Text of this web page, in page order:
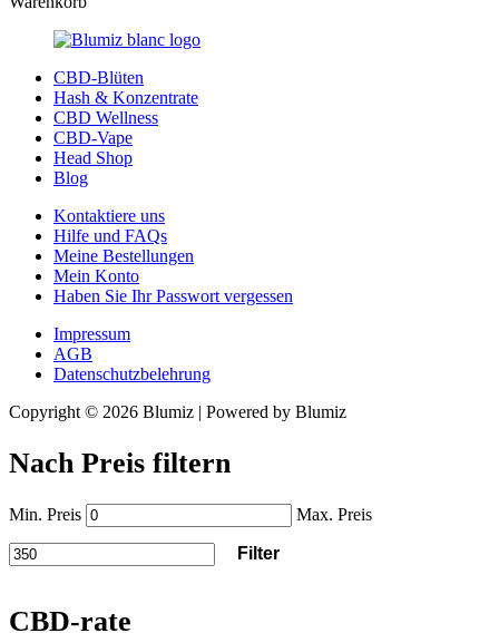
CBD-Blüten
Hash & Konzentrate
CBD Wellness
CBD-Vape
Head Shop
Blog
Kontaktiere uns
Hilfe und FAQs
Meine Bestellungen
Mein Konto
Haben Sie Ihr Passwort vergessen
Impressum
AGB
Datenschutzbelehrung
Copyright © 2026 Blumiz | Powered by Blumiz
Nach Preis filtern
Min. Preis Max. Preis
Filter
CBD-rate